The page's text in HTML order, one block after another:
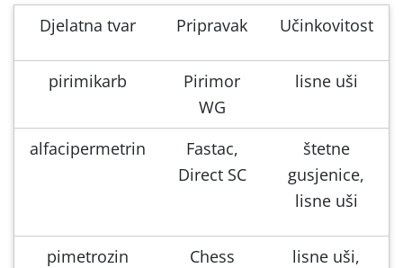
Djelatna tvar Pripravak Učinkovitost
pirimikarb
Pirimor
WG
lisne uši
alfacipermetrin
Fastac,
Direct SC
štetne
gusjenice,
lisne uši
pimetrozin
Chess
lisne uši,